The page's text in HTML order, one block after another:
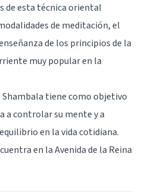
de esta técnica oriental
de meditación, el
de los principios de la
muy popular en la
Shambala tiene como objetivo
a controlar su mente y a
en la vida cotidiana.
en la Avenida de la Reina